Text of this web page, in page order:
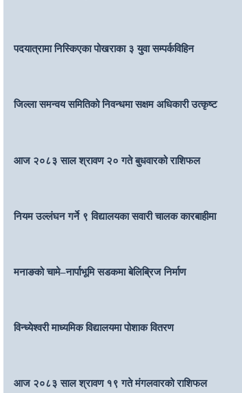
पदयात्रामा निस्किएका पोखराका ३ युवा सम्पर्कविहिन
जिल्ला समन्वय समितिको निवन्धमा सक्षम अधिकारी उत्कृष्ट
आज २०८३ साल श्रावण २० गते बुधवारको राशिफल
नियम उल्लंघन गर्ने ९ विद्यालयका सवारी चालक कारबाहीमा
मनाङको चामे–नार्पाभूमि सडकमा बेलिब्रिज निर्माण
विन्ध्येश्वरी माध्यमिक विद्यालयमा पोशाक वितरण
आज २०८३ साल श्रावण १९ गते मंगलवारको राशिफल